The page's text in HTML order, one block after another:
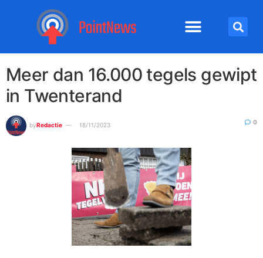
Meer dan 16.000 tegels gewipt
in Twenterand
byRedactie 18/11/2023 0